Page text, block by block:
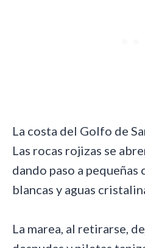
La costa del Golfo de
Las rocas rojizas se
dando paso a pequeñas
blancas y aguas
La marea, al retirarse,